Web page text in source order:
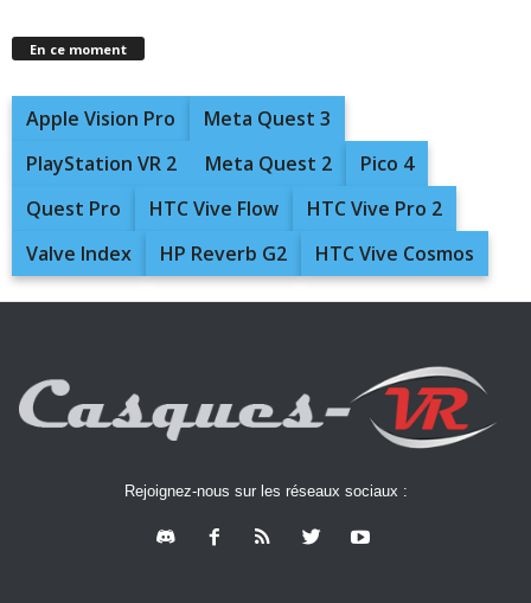
En ce moment
Apple Vision Pro
Meta Quest 3
PlayStation VR 2
Meta Quest 2
Pico 4
Quest Pro
HTC Vive Flow
HTC Vive Pro 2
Valve Index
HP Reverb G2 HTC Vive Cosmos
Rejoignez-nous sur les réseaux sociaux :